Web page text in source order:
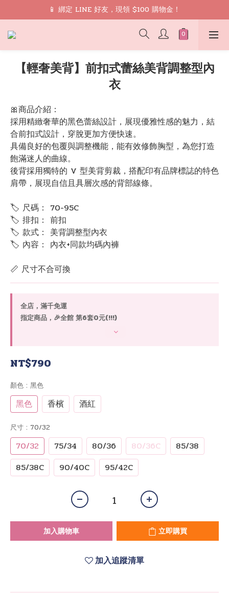
🎁 禮遇： 加入會員領取 9 折 優惠券再免運
📱 綁定 LINE 好友，現領 $100 購物金！
🎁 禮遇： 加入會員領取 9 折 優惠券再免運
【輕奢美背】前扣式蕾絲美背調整型內
衣
🎀商品介紹：
採用精緻奢華的黑色蕾絲設計，展現優雅性感的魅力，結
合前扣式設計，穿脫更加方便快速。
具備良好的包覆與調整機能，能有效修飾胸型，為您打造
飽滿迷人的曲線。
後背採用獨特的 V 型美背剪裁，搭配印有品牌標誌的特色
肩帶，展現自信且具層次感的背部線條。
🏷 尺碼： 70-95C
🏷 排扣： 前扣
🏷 款式： 美背調整型內衣
🏷 內容： 內衣+同款均碼內褲
📏 尺寸不合可換
全店，滿千免運
指定商品，🎉全館 第6套0元(!!!)
NT$790
顏色 : 黑色
黑色 香檳 酒紅
尺寸 : 70/32
70/32 75/34 80/36 80/36C
85/38
85/38C
90/40C 95/42C
加入購物車 立即購買
加入追蹤清單